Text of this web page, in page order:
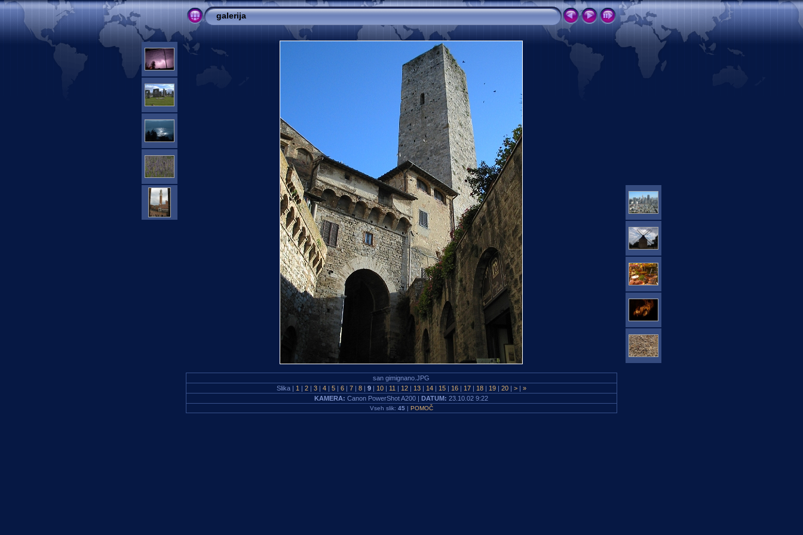
galerija
san gimignano.JPG
Slika | 1 | 2 | 3 | 4 | 5 | 6 | 7 | 8 | 9 | 10 | 11 | 12 | 13 | 14 | 15 | 16 | 17 | 18 | 19 | 20 | > | »
KAMERA:Canon PowerShot A200 |DATUM:23.10.02 9:22
Vseh slik: 45| POMOČ